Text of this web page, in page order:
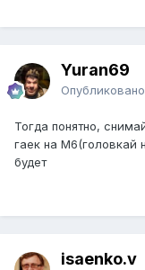
Yuran69
Опубликовано
Тогда понятно,
гаек на М6(головкай
будет
isaenko.v